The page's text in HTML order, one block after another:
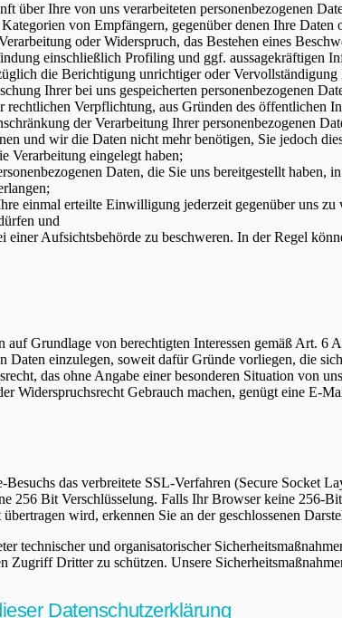
über Ihre von uns verarbeiteten personenbezogenen
von Empfängern, gegenüber denen Ihre
oder Widerspruch, das Bestehen eines
einschließlich Profiling und ggf. aussagekräftigen
die Berichtigung unrichtiger oder Vervollständigung
Ihrer bei uns gespeicherten personenbezogenen
Verpflichtung, aus Gründen des öffentlichen
der Verarbeitung Ihrer personenbezogenen
und wir die Daten nicht mehr benötigen, Sie jedoch
Verarbeitung eingelegt haben;
Daten, die Sie uns bereitgestellt haben,
einmal erteilte Einwilligung jederzeit gegenüber uns
und
Aufsichtsbehörde zu beschweren. In der Regel
auf Grundlage von berechtigten Interessen gemäß Art.
Daten einzulegen, soweit dafür Gründe vorliegen, die
das ohne Angabe einer besonderen Situation von
Widerspruchsrecht Gebrauch machen, genügt eine E-
das verbreitete SSL-Verfahren (Secure Socket
256 Bit Verschlüsselung. Falls Ihr Browser keine 256-
wird, erkennen Sie an der geschlossenen
technischer und organisatorischer
Zugriff Dritter zu schützen. Unsere
Datenschutzerklärung